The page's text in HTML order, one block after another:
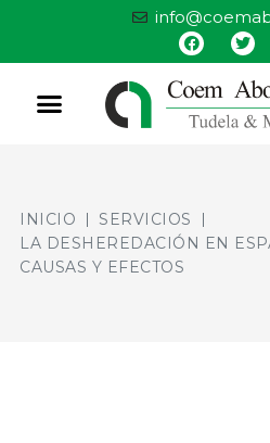
INICIO
SERVICIOS
LA DESHEREDACIÓN EN
CAUSAS Y EFECTOS